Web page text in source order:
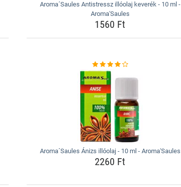
Aroma´Saules Antistressz illóolaj keverék - 10 ml -
Aroma'Saules
1560 Ft
Aroma´Saules Ánizs illóolaj - 10 ml - Aroma'Saules
2260 Ft